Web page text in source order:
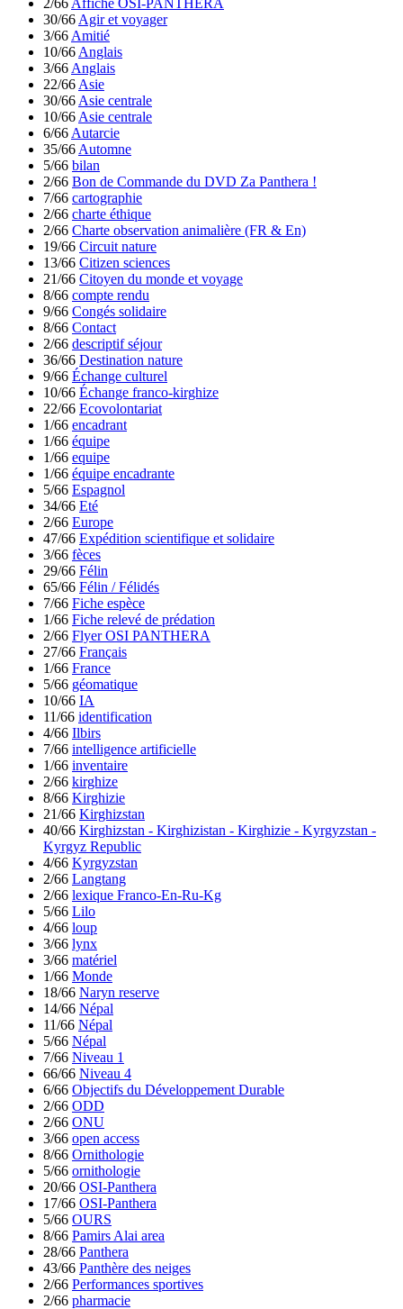
30/66 Agir et voyager
3/66 Amitié
10/66 Anglais
3/66 Anglais
22/66 Asie
30/66 Asie centrale
10/66 Asie centrale
6/66 Autarcie
35/66 Automne
5/66 bilan
2/66 Bon de Commande du DVD Za Panthera !
7/66 cartographie
2/66 charte éthique
2/66 Charte observation animalière (FR & En)
19/66 Circuit nature
13/66 Citizen sciences
21/66 Citoyen du monde et voyage
8/66 compte rendu
9/66 Congés solidaire
8/66 Contact
2/66 descriptif séjour
36/66 Destination nature
9/66 Échange culturel
10/66 Échange franco-kirghize
22/66 Ecovolontariat
1/66 encadrant
1/66 équipe
1/66 equipe
1/66 équipe encadrante
5/66 Espagnol
34/66 Eté
2/66 Europe
47/66 Expédition scientifique et solidaire
3/66 fèces
29/66 Félin
65/66 Félin / Félidés
7/66 Fiche espèce
1/66 Fiche relevé de prédation
2/66 Flyer OSI PANTHERA
27/66 Français
1/66 France
5/66 géomatique
10/66 IA
11/66 identification
4/66 Ilbirs
7/66 intelligence artificielle
1/66 inventaire
2/66 kirghize
8/66 Kirghizie
21/66 Kirghizstan
40/66 Kirghizstan - Kirghizistan - Kirghizie - Kyrgyzstan -
Kyrgyz Republic
4/66 Kyrgyzstan
2/66 Langtang
2/66 lexique Franco-En-Ru-Kg
5/66 Lilo
4/66 loup
3/66 lynx
3/66 matériel
1/66 Monde
18/66 Naryn reserve
14/66 Népal
11/66 Népal
5/66 Népal
7/66 Niveau 1
66/66 Niveau 4
6/66 Objectifs du Développement Durable
2/66 ODD
2/66 ONU
3/66 open access
8/66 Ornithologie
5/66 ornithologie
20/66 OSI-Panthera
17/66 OSI-Panthera
5/66 OURS
8/66 Pamirs Alai area
28/66 Panthera
43/66 Panthère des neiges
2/66 Performances sportives
2/66 pharmacie